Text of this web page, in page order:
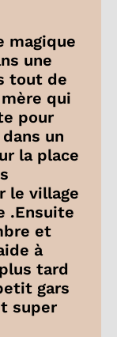
magique
une
tout de
qui
pour
un
la place
le village
.Ensuite
et
à
tard
gars
super